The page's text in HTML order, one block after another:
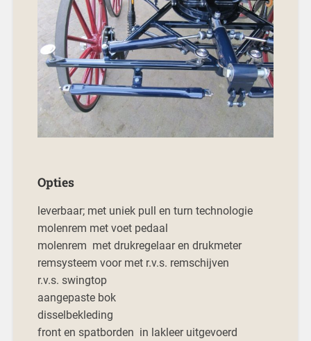
Opties
leverbaar; met uniek pull en turn technologie
molenrem met voet pedaal
molenrem met drukregelaar en drukmeter
remsysteem voor met r.v.s. remschijven
r.v.s. swingtop
aangepaste bok
disselbekleding
front en spatborden in lakleer uitgevoerd